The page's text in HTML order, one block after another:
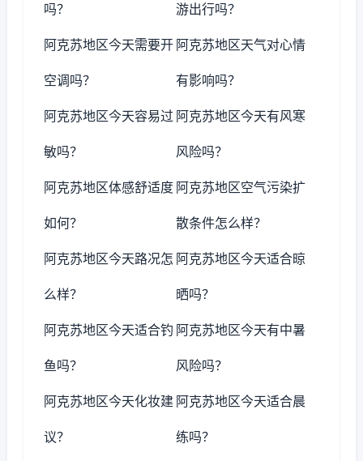
吗？ 游出行吗？
阿克苏地区今天需要开
空调吗？
阿克苏地区天气对心情
有影响吗？
阿克苏地区今天容易过
敏吗？
阿克苏地区今天有风寒
风险吗？
阿克苏地区体感舒适度
如何？
阿克苏地区空气污染扩
散条件怎么样？
阿克苏地区今天路况怎
么样？
阿克苏地区今天适合晾
晒吗？
阿克苏地区今天适合钓
鱼吗？
阿克苏地区今天有中暑
风险吗？
阿克苏地区今天化妆建
议？
阿克苏地区今天适合晨
练吗？